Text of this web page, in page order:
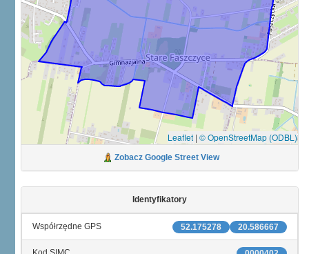
Leaflet | © OpenStreetMap (ODBL)
Zobacz Google Street View
Identyfikatory
20.586667
52.175278
Współrzędne GPS